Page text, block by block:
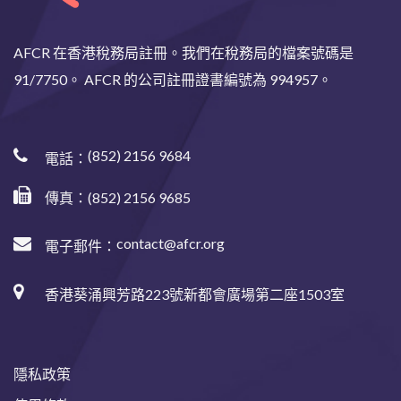
AFCR 在香港稅務局註冊。我們在稅務局的檔案號碼是
91/7750。 AFCR 的公司註冊證書編號為 994957。
電話： (852) 2156 9684
傳真：(852) 2156 9685
電子郵件： contact@afcr.org
香港葵涌興芳路223號新都會廣場第二座1503室
隱私政策